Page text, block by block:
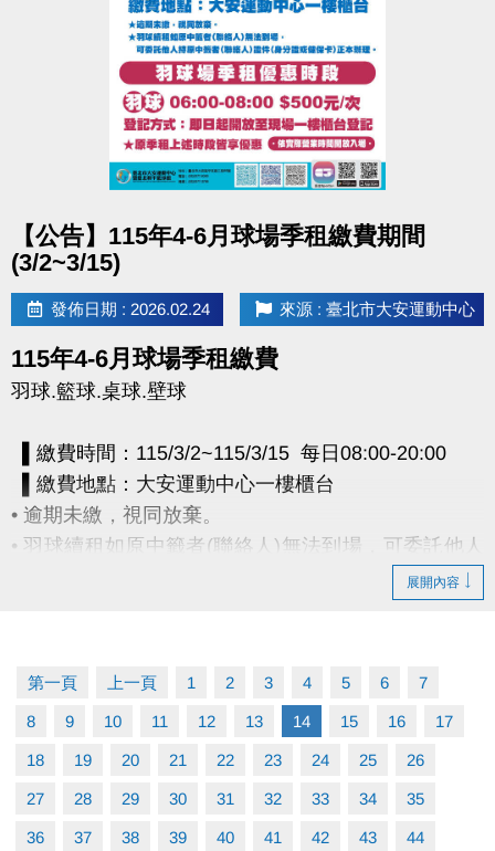
【公告】115年4-6月球場季租繳費期間
(3/2~3/15)
發佈日期 : 2026.02.24 來源 : 臺北市大安運動中心
115年4-6月球場季租繳費
羽球.籃球.桌球.壁球
▌繳費時間：115/3/2~115/3/15 每日08:00-20:00
▌繳費地點：大安運動中心一樓櫃台
• 逾期未繳，視同放棄。
• 羽球續租如原中籤者(聯絡人)無法到場，可委託他人
持原中籤者(聯絡人)證件(身分證或健保卡)正本辦理。
展開內容
第一頁 上一頁 1 2 3 4 5 6 7
8 9 10 11 12 13 14 15 16 17
18 19 20 21 22 23 24 25 26
27 28 29 30 31 32 33 34 35
36 37 38 39 40 41 42 43 44